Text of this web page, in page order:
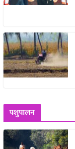
पशुपालन